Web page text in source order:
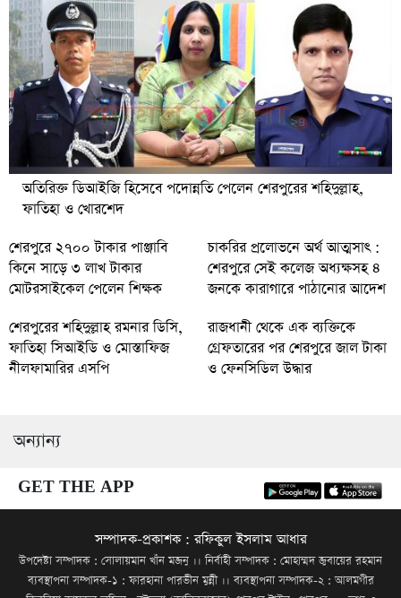
অতিরিক্ত ডিআইজি হিসেবে পদোন্নতি পেলেন শেরপুরের শহিদুল্লাহ,
ফাতিহা ও খোরশেদ
শেরপুরে ২৭০০ টাকার পাঞ্জাবি
কিনে সাড়ে ৩ লাখ টাকার
মোটরসাইকেল পেলেন শিক্ষক
চাকরির প্রলোভনে অর্থ আত্মসাৎ :
শেরপুরে সেই কলেজ অধ্যক্ষসহ ৪
জনকে কারাগারে পাঠানোর আদেশ
শেরপুরের শহিদুল্লাহ রমনার ডিসি,
ফাতিহা সিআইডি ও মোস্তাফিজ
নীলফামারির এসপি
রাজধানী থেকে এক ব্যক্তিকে
গ্রেফতারের পর শেরপুরে জাল টাকা
ও ফেনসিডিল উদ্ধার
অন্যান্য
GET THE APP
সম্পাদক-প্রকাশক : রফিকুল ইসলাম আধার
উপদেষ্টা সম্পাদক : সোলায়মান খাঁন মজনু ।। নির্বাহী সম্পাদক : মোহাম্মদ জুবায়ের রহমান
ব্যবস্থাপনা সম্পাদক-১ : ফারহানা পারভীন মুন্নী ।। ব্যবস্থাপনা সম্পাদক-২ : আলমগীর